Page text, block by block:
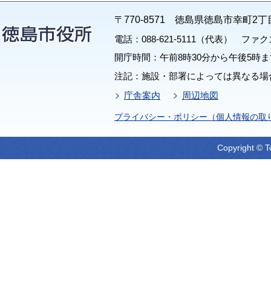
〒770-8571 徳島県徳島市幸町2丁
電話：088-621-5111（代表） ファク
開庁時間：午前8時30分から午後5時
注記：施設・部署によっては異なる
庁舎案内
周辺地図
プライバシー・ポリシー（個人情報の取
Copyright ©